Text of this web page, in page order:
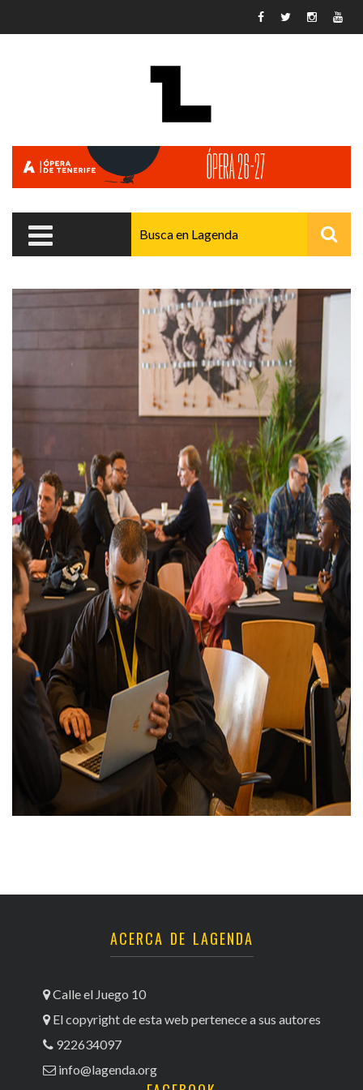
ACERCA DE LAGENDA
Calle el Juego 10
El copyright de esta web pertenece a sus autores
922634097
info@lagenda.org